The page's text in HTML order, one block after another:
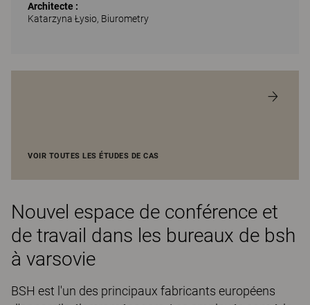
Architecte :
Katarzyna Łysio, Biurometry
VOIR TOUTES LES ÉTUDES DE CAS
Nouvel espace de conférence et
de travail dans les bureaux de bsh
à varsovie
BSH est l'un des principaux fabricants européens